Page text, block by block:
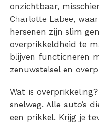
onzichtbaar,
Charlotte Labee,
hersenen zijn slim
overprikkeldheid te
blijven functioneren
zenuwstelselen
Wat is overprikkeling
snelweg. Alle auto’s
een prikkel. Krijg je